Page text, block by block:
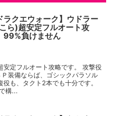
ラクエウォーク】ウドラー
ら)超安定フルオート攻
負けません
安定フルオート攻略です。 攻撃役
装備ならば、ゴシックパラソル
も、タクト2本でも十分です。
構...